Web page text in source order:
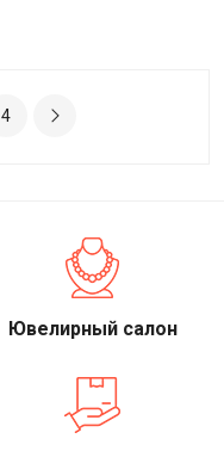
4
Ювелирный салон